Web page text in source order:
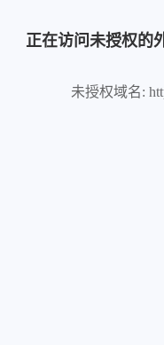
正在访问未授权的
未授权域名: